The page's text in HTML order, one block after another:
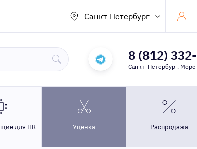
Санкт-Петербург
8 (812)
Санкт-Петербург,
для ПК Уценка Распродажа